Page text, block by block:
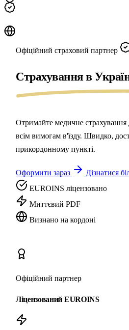
Офіційний страховий партнер
Страхування в
Отримайте медичне страхування
всім вимогам в'їзду. Швидко,
прикордонному пункті.
Оформити зараз
Дізнатися
EUROINS ліцензовано
Миттєвий PDF
Визнано на кордоні
Офіційний партнер
Ліцензований EUROINS